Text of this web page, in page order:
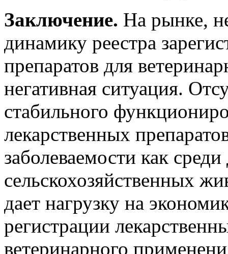
Заключение. На рынке,
динамику реестра
препаратов для
негативная ситуация.
стабильного
лекарственных
заболеваемости как
сельскохозяйственных
дает нагрузку на
регистрации
ветеринарного